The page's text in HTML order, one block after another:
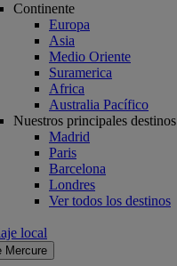
Continente
Europa
Asia
Medio Oriente
Suramerica
Africa
Australia Pacífico
Nuestros principales destinos
Madrid
Paris
Barcelona
Londres
Ver todos los destinos
local
Mercure